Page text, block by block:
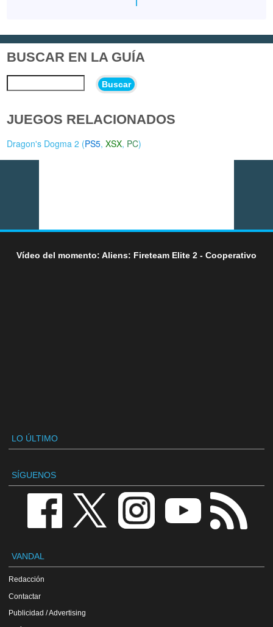
BUSCAR EN LA GUÍA
Buscar
JUEGOS RELACIONADOS
Dragon's Dogma 2 (PS5,XSX, PC)
Vídeo del momento: Aliens: Fireteam Elite 2 - Cooperativo
LO ÚLTIMO
SÍGUENOS
VANDAL
Redacción
Contactar
Publicidad / Advertising